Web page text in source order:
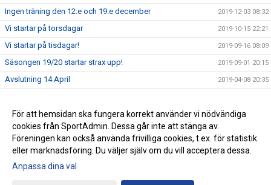
Ingen träning den 12:e och 19:e december 2019-12-03 08:32
Vi startar på torsdagar 2019-10-15 22:21
Vi startar på tisdagar! 2019-09-16 08:09
Säsongen 19/20 startar strax upp! 2019-09-01 20:15
Avslutning 14 April 2019-04-08 20:35
Ingen träning 9/12-18 2018-11-29 08:54
Ingen träning 11/11 2018 2018-11-08 19:35
Gå till Webbversion
För att hemsidan ska fungera korrekt använder vi nödvändiga
cookies från SportAdmin. Dessa går inte att stänga av.
Föreningen kan också använda frivilliga cookies, t.ex. för statistik
eller marknadsföring. Du väljer själv om du vill acceptera dessa.
Anpassa dina val